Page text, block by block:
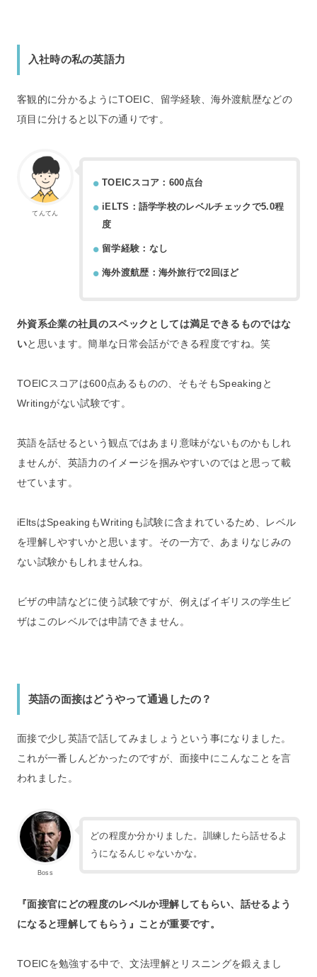
入社時の私の英語力
客観的に分かるようにTOEIC、留学経験、海外渡航歴などの
項目に分けると以下の通りです。
てんてん
TOEICスコア：600点台
iELTS：語学学校のレベルチェックで5.0程
度
留学経験：なし
海外渡航歴：海外旅行で2回ほど
外資系企業の社員のスペックとしては満足できるものではな
いと思います。簡単な日常会話ができる程度ですね。笑
TOEICスコアは600点あるものの、そもそもSpeakingと
Writingがない試験です。
英語を話せるという観点ではあまり意味がないものかもしれ
ませんが、英語力のイメージを掴みやすいのではと思って載
せています。
iEltsはSpeakingもWritingも試験に含まれているため、レベル
を理解しやすいかと思います。その一方で、あまりなじみの
ない試験かもしれませんね。
ビザの申請などに使う試験ですが、例えばイギリスの学生ビ
ザはこのレベルでは申請できません。
英語の面接はどうやって通過したの？
面接で少し英語で話してみましょうという事になりました。
これが一番しんどかったのですが、面接中にこんなことを言
われました。
Boss
どの程度か分かりました。訓練したら話せるよ
うになるんじゃないかな。
『面接官にどの程度のレベルか理解してもらい、話せるよう
になると理解してもらう』ことが重要です。
TOEICを勉強する中で、文法理解とリスニングを鍛えまし